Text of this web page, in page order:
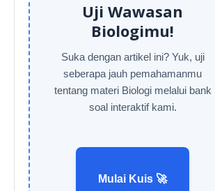
Uji Wawasan
Biologimu!
Suka dengan artikel ini? Yuk, uji
seberapa jauh pemahamanmu
tentang materi Biologi melalui bank
soal interaktif kami.
Mulai Kuis 🚀